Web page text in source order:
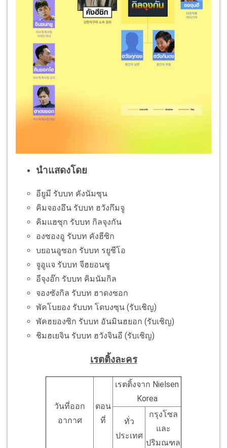
นำแสดงโดย
อียูมี รับบท คังนัมซุน
คิมจองอึน รับบท ฮวังกึมจู
คิมแฮซุก รับบท กิลจุงกัน
องซองอู รับบท คังฮีซิก
บยอนอูซอก รับบท รยูชีโอ
จูอูแจ รับบท จีฮยอนซู
อีจุงอ๊ก รับบท คิมนัมกิล
จองซังกิล รับบท ฮาดงซอก
พัคโบยอง รับบท โดบงซุน (รับเชิญ)
พัคฮยองซิก รับบท อันมินฮยอก (รับเชิญ)
ชิมฮเยจิน รับบท ฮวังจินอี (รับเชิญ)
เรตติ้งละคร
วันที่ออก
อากาศ
ตอน
ที่
เรตติ้งจาก Nielsen
Korea
ทั่ว
ประเทศ
กรุงโซล
และ
ปริมณฑล